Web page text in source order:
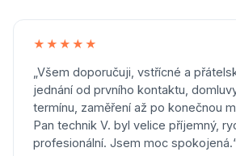
★★★★★
„Všem doporučuji, vstřícné a
jednání od prvního kontaktu,
termínu, zaměření až po konečnou
Pan technik V. byl velice příjemný,
profesionální. Jsem moc